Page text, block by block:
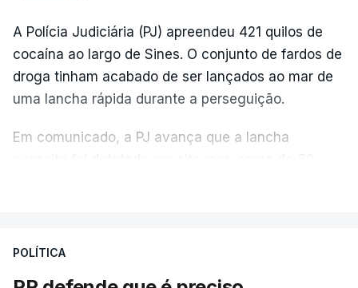
A Polícia Judiciária (PJ) apreendeu 421 quilos de
cocaína ao largo de Sines. O conjunto de fardos de
droga tinham acabado de ser lançados ao mar de
uma lancha rápida durante a perseguição.
Em comunicado, a PJ avança que a lancha
desencadeando uma ação de prevenção
POLÍTICA